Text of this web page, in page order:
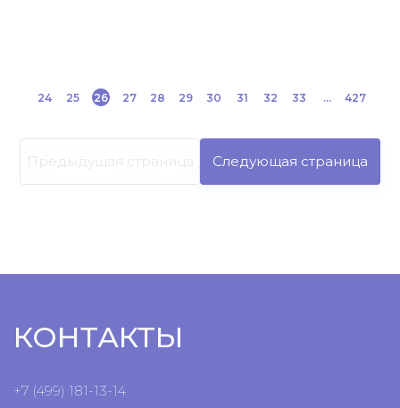
24 25 26 27 28 29 30 31 32 33 ... 427
Предыдущая страница Следующая страница
КОНТАКТЫ
+7 (499) 181-13-14